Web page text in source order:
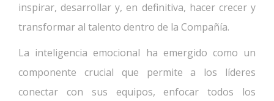
inspirar, desarrollar y, en definitiva, hacer crecer y
transformar al talento dentro de la Compañía.
La inteligencia emocional ha emergido como un
componente crucial que permite a los líderes
conectar con sus equipos, enfocar todos los